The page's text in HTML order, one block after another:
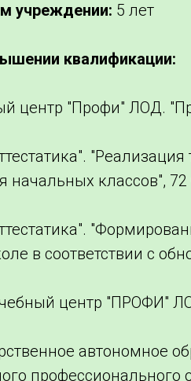
учреждении: 5 лет
квалификации:
центр "Профи" ЛОД.
начальных классов", 72
в соответствии с
центр "ПРОФИ"
автономное
профессионального